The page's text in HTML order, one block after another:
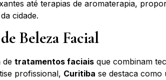
até terapias de aromaterapia,
cidade.
Beleza Facial
detratamentos faciais que combinam
profissional, Curitiba se destaca como